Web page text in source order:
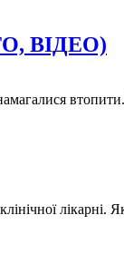
ВІДЕО)
клінічної